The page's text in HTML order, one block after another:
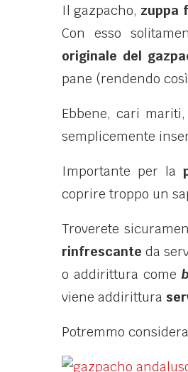
Il gazpacho, zuppa
Con esso
originale del
pane (rendendo
Ebbene, cari
semplicemente
Importante per la
coprire troppo un
Troverete
rinfrescante da
o addirittura come
viene addirittura
Potremmo